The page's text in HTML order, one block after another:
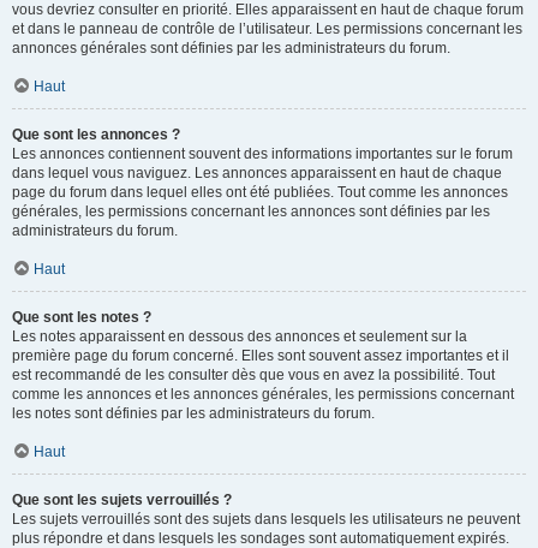
vous devriez consulter en priorité. Elles apparaissent en haut de chaque forum
et dans le panneau de contrôle de l’utilisateur. Les permissions concernant les
annonces générales sont définies par les administrateurs du forum.
Haut
Que sont les annonces ?
Les annonces contiennent souvent des informations importantes sur le forum
dans lequel vous naviguez. Les annonces apparaissent en haut de chaque
page du forum dans lequel elles ont été publiées. Tout comme les annonces
générales, les permissions concernant les annonces sont définies par les
administrateurs du forum.
Haut
Que sont les notes ?
Les notes apparaissent en dessous des annonces et seulement sur la
première page du forum concerné. Elles sont souvent assez importantes et il
est recommandé de les consulter dès que vous en avez la possibilité. Tout
comme les annonces et les annonces générales, les permissions concernant
les notes sont définies par les administrateurs du forum.
Haut
Que sont les sujets verrouillés ?
Les sujets verrouillés sont des sujets dans lesquels les utilisateurs ne peuvent
plus répondre et dans lesquels les sondages sont automatiquement expirés.